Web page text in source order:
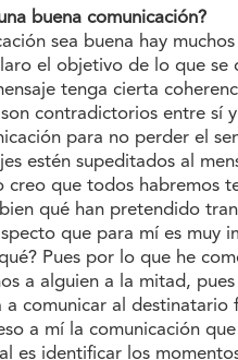
buena comunicación?
sea buena hay
el objetivo de lo que se
tenga cierta
son contradictorios entre
para no perder el
estén supeditados al
creo que todos habremos
qué han pretendido
que para mí es muy
Pues por lo que he
a alguien a la mitad,
comunicar al
a mí la comunicación
es identificar los